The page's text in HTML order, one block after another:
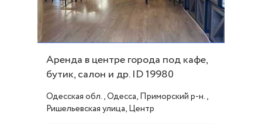
Аренда в центре города под кафе,
бутик, салон и др. ID 19980
Одесская обл., Одесса, Приморский р-н.,
Ришельевская улица, Центр